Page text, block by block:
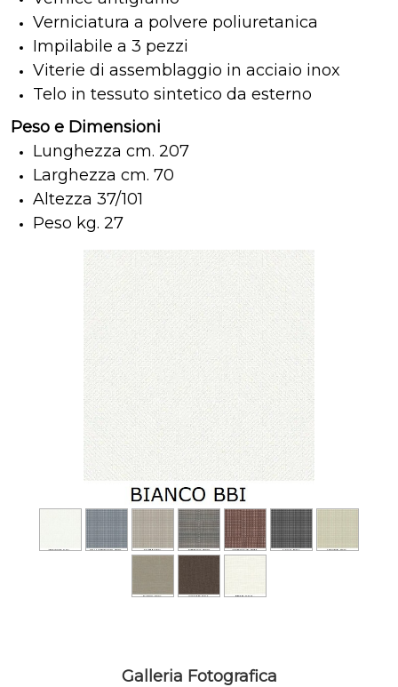
Verniciatura a polvere poliuretanica
Impilabile a 3 pezzi
Viterie di assemblaggio in acciaio inox
Telo in tessuto sintetico da esterno
Peso e Dimensioni
Lunghezza cm. 207
Larghezza cm. 70
Altezza 37/101
Peso kg. 27
Galleria Fotografica